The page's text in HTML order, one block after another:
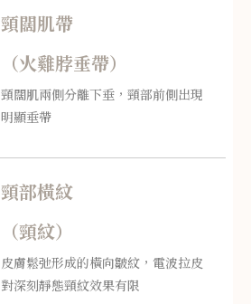
頸闊肌帶
（火雞脖垂帶）
頸闊肌兩側分離下垂，頸部前側出現
明顯垂帶
頸部橫紋
（頸紋）
皮膚鬆弛形成的橫向皺紋，電波拉皮
對深刻靜態頸紋效果有限